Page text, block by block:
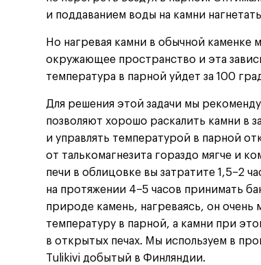
и поддаванием воды на камни
Но нагревая камни в обычной каменке
окружающее пространство и эта
температура в парной уйдет за 100
Для решения этой задачи мы
позволяют хорошо раскалить камни в
и управлять температурой в парной
от талькомагнезита гораздо мягче и
печи в облицовке вы затратите 1,5−2
на протяжении 4−5 часов принимать
природе камень, нагреваясь, он
температуру в парной, а камни при
в открытых печах. Мы используем в
Tulikivi добытый в Финляндии.